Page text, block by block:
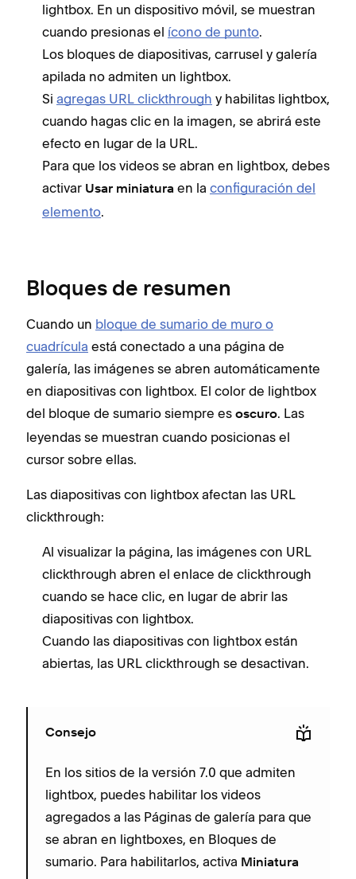
lightbox. En un dispositivo móvil, se muestran
cuando presionas el ícono de punto.
Los bloques de diapositivas, carrusel y galería
apilada no admiten un lightbox.
Si agregas URL clickthrough y habilitas lightbox,
cuando hagas clic en la imagen, se abrirá este
efecto en lugar de la URL.
Para que los videos se abran en lightbox, debes
activar Usar miniatura en la configuración del
elemento.
Bloques de resumen
Cuando un bloque de sumario de muro o
cuadrícula está conectado a una página de
galería, las imágenes se abren automáticamente
en diapositivas con lightbox. El color de lightbox
del bloque de sumario siempre es oscuro. Las
leyendas se muestran cuando posicionas el
cursor sobre ellas.
Las diapositivas con lightbox afectan las URL
clickthrough:
Al visualizar la página, las imágenes con URL
clickthrough abren el enlace de clickthrough
cuando se hace clic, en lugar de abrir las
diapositivas con lightbox.
Cuando las diapositivas con lightbox están
abiertas, las URL clickthrough se desactivan.
Consejo
En los sitios de la versión 7.0 que admiten
lightbox, puedes habilitar los videos
agregados a las Páginas de galería para que
se abran en lightboxes, en Bloques de
sumario. Para habilitarlos, activa Miniatura